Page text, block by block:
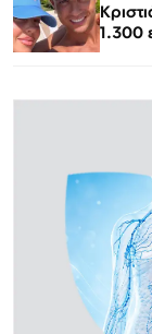
1.300